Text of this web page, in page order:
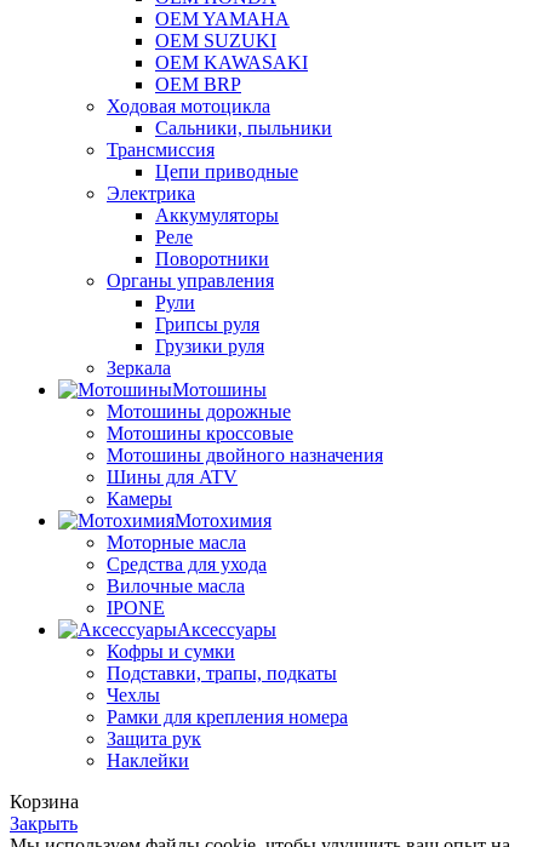
OEM YAMAHA
OEM SUZUKI
OEM KAWASAKI
OEM BRP
Ходовая мотоцикла
Сальники, пыльники
Трансмиссия
Цепи приводные
Электрика
Аккумуляторы
Реле
Поворотники
Органы управления
Рули
Грипсы руля
Грузики руля
Зеркала
Мотошины
Мотошины дорожные
Мотошины кроссовые
Мотошины двойного назначения
Шины для ATV
Камеры
Мотохимия
Моторные масла
Средства для ухода
Вилочные масла
IPONE
Аксессуары
Кофры и сумки
Подставки, трапы, подкаты
Чехлы
Рамки для крепления номера
Защита рук
Наклейки
Корзина
Закрыть